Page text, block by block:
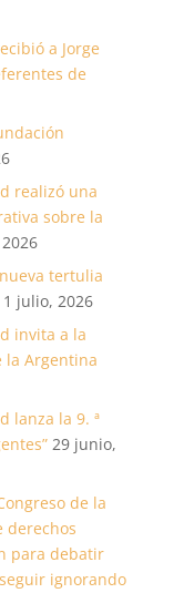
a Jorge
de
realizó una
sobre la
tertulia
1 julio, 2026
invita a la
la Argentina
lanza la 9. ª
29 junio,
de la
derechos
para debatir
ignorando